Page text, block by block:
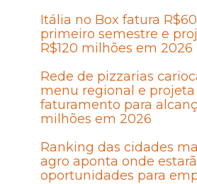
Itália no Box fatura
primeiro semestre e
R$120 milhões em 2026
Rede de pizzarias
menu regional e
faturamento para
milhões em 2026
Ranking das cidades
agro aponta onde
oportunidades para